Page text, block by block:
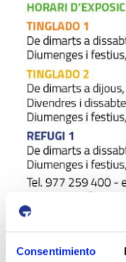
Consentimiento